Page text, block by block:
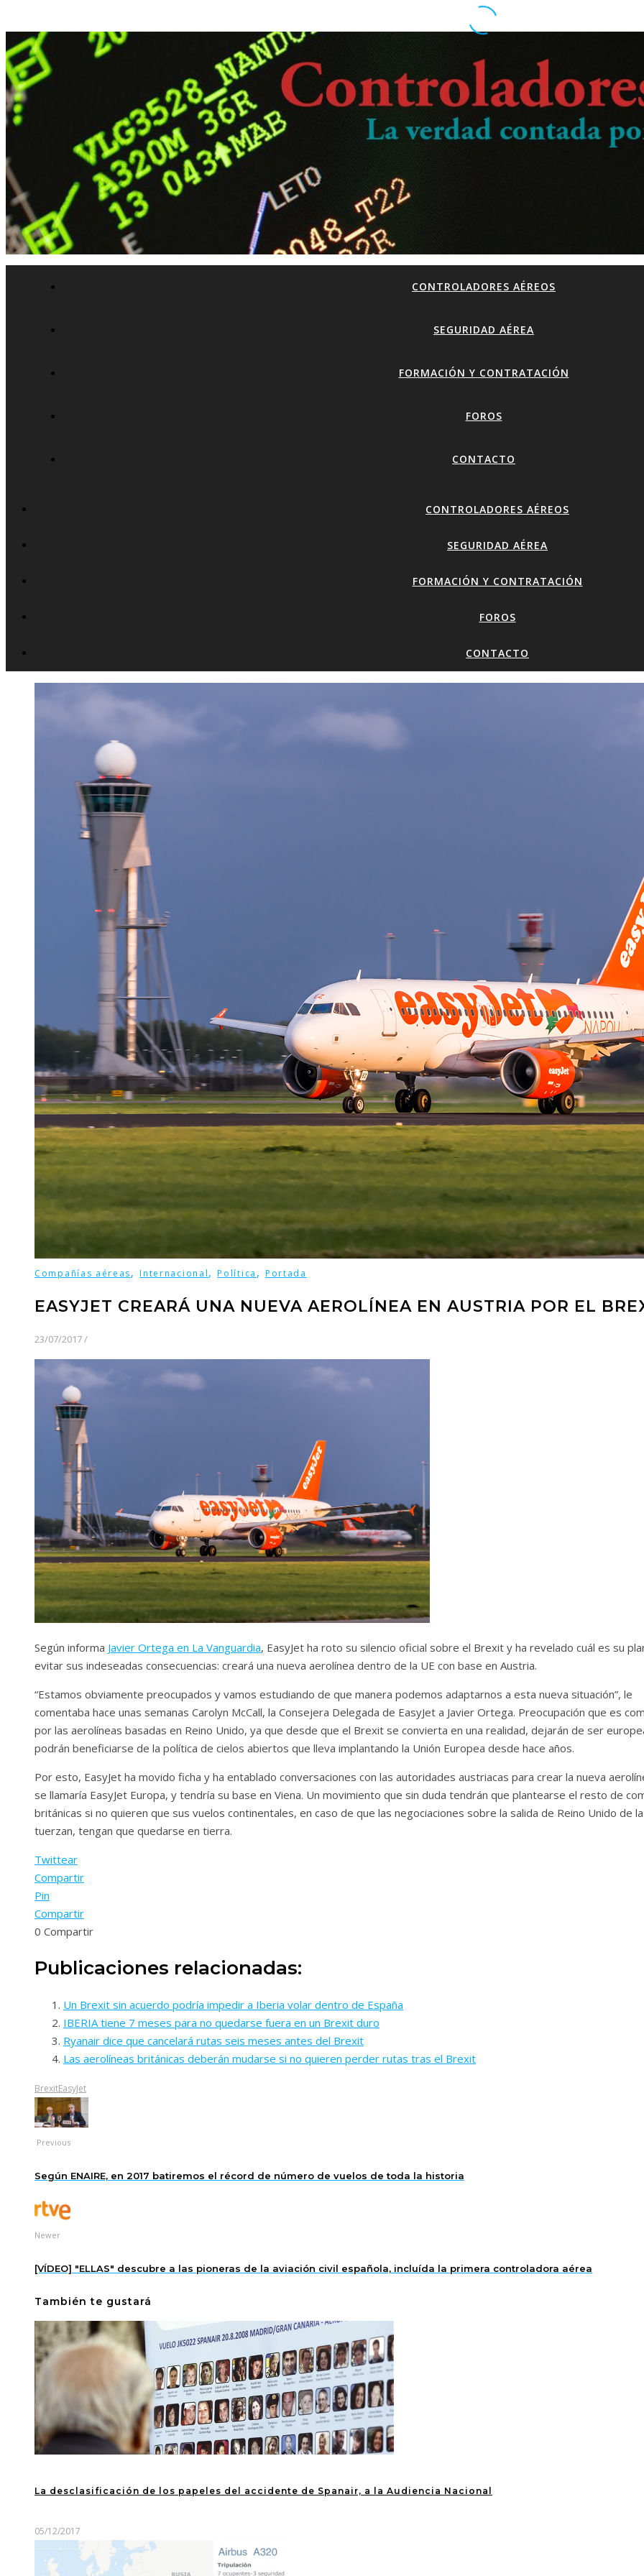
CONTROLADORES AÉREOS
SEGURIDAD AÉREA
FORMACIÓN Y CONTRATACIÓN
FOROS
CONTACTO
CONTROLADORES AÉREOS
SEGURIDAD AÉREA
FORMACIÓN Y CONTRATACIÓN
FOROS
CONTACTO
Compañías aéreas,Internacional,Política , Portada
EASYJET CREARÁ UNA NUEVA AEROLÍNEA EN AUSTRIA POR EL
23/07/2017/
Según informa Javier Ortega en La Vanguardia, EasyJet ha roto su silencio oficial sobre el Brexit y ha revelado cuál es su
evitar sus indeseadas consecuencias: creará una nueva aerolínea dentro de la UE con base en Austria.
“Estamos obviamente preocupados y vamos estudiando de que manera podemos adaptarnos a esta nueva situación”, le
comentaba hace unas semanas Carolyn McCall, la Consejera Delegada de EasyJet a Javier Ortega. Preocupación que es
por las aerolíneas basadas en Reino Unido, ya que desde que el Brexit se convierta en una realidad, dejarán de ser
podrán beneficiarse de la política de cielos abiertos que lleva implantando la Unión Europea desde hace años.
Por esto, EasyJet ha movido ficha y ha entablado conversaciones con las autoridades austriacas para crear la nueva
se llamaría EasyJet Europa, y tendría su base en Viena. Un movimiento que sin duda tendrán que plantearse el resto de
británicas si no quieren que sus vuelos continentales, en caso de que las negociaciones sobre la salida de Reino Unido de
tuerzan, tengan que quedarse en tierra.
Twittear
Compartir
Pin
Compartir
0 Compartir
Publicaciones relacionadas:
Un Brexit sin acuerdo podría impedir a Iberia volar dentro de España
IBERIA tiene 7 meses para no quedarse fuera en un Brexit duro
Ryanair dice que cancelará rutas seis meses antes del Brexit
Las aerolíneas británicas deberán mudarse si no quieren perder rutas tras el Brexit
BrexitEasyJet
Previous
Según ENAIRE, en 2017 batiremos el récord de número de vuelos de toda la historia
Newer
[VÍDEO] "ELLAS" descubre a las pioneras de la aviación civil española, incluída la primera controladora aérea
También te gustará
La desclasificación de los papeles del accidente de Spanair, a la Audiencia Nacional
05/12/2017